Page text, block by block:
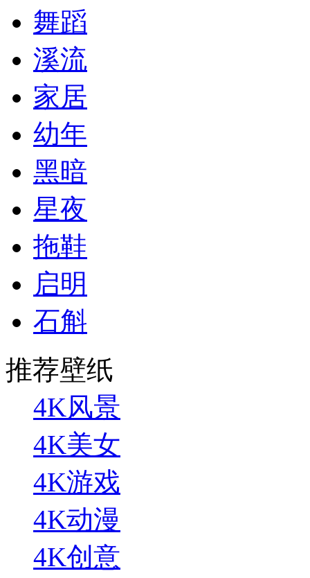
舞蹈
溪流
家居
幼年
黑暗
星夜
拖鞋
启明
石斛
推荐壁纸
4K风景
4K美女
4K游戏
4K动漫
4K创意